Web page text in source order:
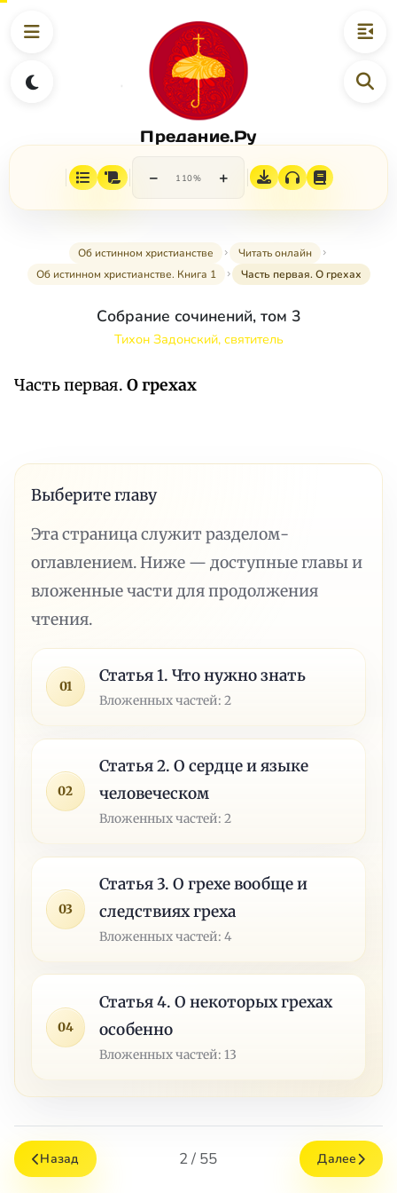
Предание.Ру
− 110% +
Об истинном христианстве
Читать онлайн
Об истинном христианстве. Книга 1
Часть первая. О грехах
Собрание сочинений, том 3
Тихон Задонский, святитель
Часть первая. О грехах
Выберите главу
Эта страница служит разделом-
оглавлением. Ниже — доступные главы и
вложенные части для продолжения
чтения.
01
Статья 1. Что нужно знать
Вложенных частей: 2
02
Статья 2. О сердце и языке
человеческом
Вложенных частей: 2
03
Статья 3. О грехе вообще и
следствиях греха
Вложенных частей: 4
04
Статья 4. О некоторых грехах
особенно
Вложенных частей: 13
Назад 2 / 55 Далее